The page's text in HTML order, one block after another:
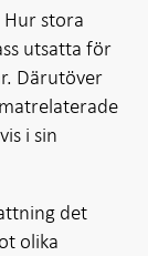
stora
utsatta för
Därutöver
i sin
det
olika